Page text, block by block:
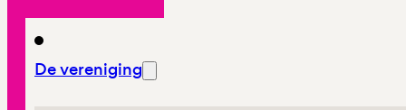
De vereniging